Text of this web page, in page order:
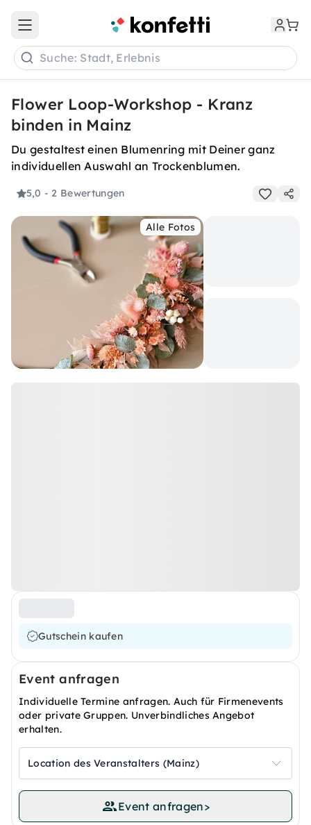
Open main menu
Suche: Stadt, Erlebnis
Flower Loop-Workshop - Kranz
binden in Mainz
Du gestaltest einen Blumenring mit Deiner ganz
individuellen Auswahl an Trockenblumen.
5,0 - 2 Bewertungen
Alle Fotos
Gutschein kaufen
Event anfragen
Individuelle Termine anfragen. Auch für Firmenevents
oder private Gruppen. Unverbindliches Angebot
erhalten.
Location des Veranstalters (Mainz)
Event anfragen>